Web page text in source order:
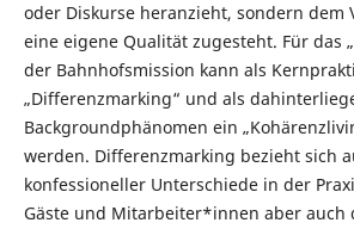
oder Diskurse heranzieht, sondern dem
eine eigene Qualität zugesteht. Für das
der Bahnhofsmission kann als
„Differenzmarking“ und als
Backgroundphänomen ein
werden. Differenzmarking bezieht sich
konfessioneller Unterschiede in der
Gäste und Mitarbeiter*innen aber auch